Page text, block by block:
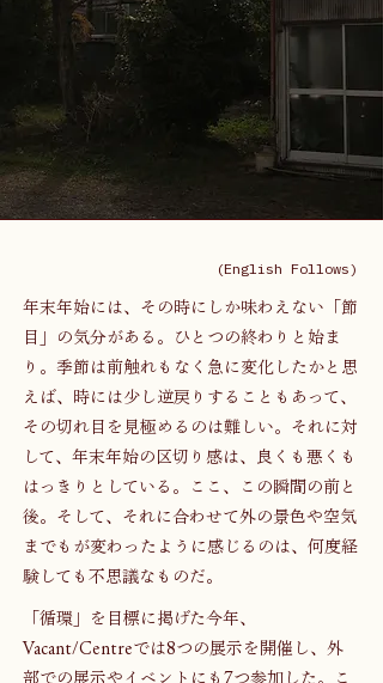
(English Follows)
年末年始には、その時にしか味わえない「節
目」の気分がある。ひとつの終わりと始ま
り。季節は前触れもなく急に変化したかと思
えば、時には少し逆戻りすることもあって、
その切れ目を見極めるのは難しい。それに対
して、年末年始の区切り感は、良くも悪くも
はっきりとしている。ここ、この瞬間の前と
後。そして、それに合わせて外の景色や空気
までもが変わったように感じるのは、何度経
験しても不思議なものだ。
「循環」を目標に掲げた今年、
Vacant/Centreでは8つの展示を開催し、外
部での展示やイベントにも7つ参加した。こ